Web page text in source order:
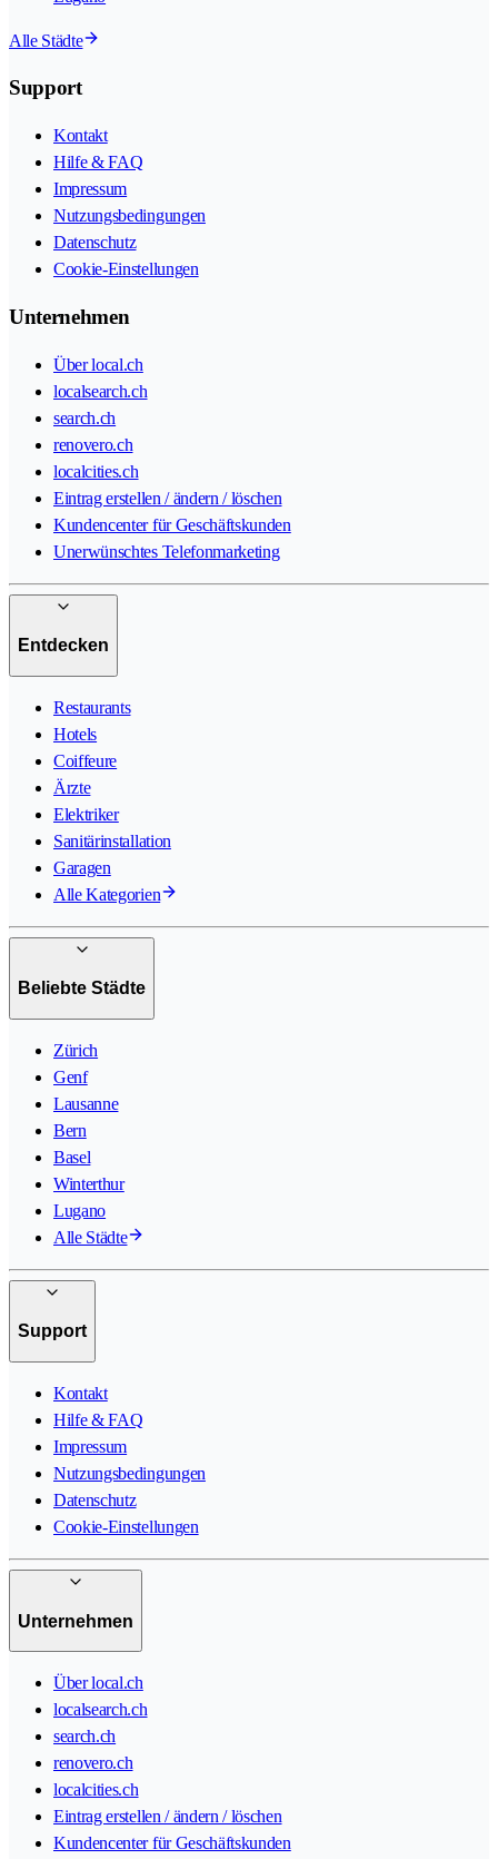
Alle Städte
Support
Kontakt
Hilfe & FAQ
Impressum
Nutzungsbedingungen
Datenschutz
Cookie-Einstellungen
Unternehmen
Über local.ch
localsearch.ch
search.ch
renovero.ch
localcities.ch
Eintrag erstellen / ändern / löschen
Kundencenter für Geschäftskunden
Unerwünschtes Telefonmarketing
Entdecken
Restaurants
Hotels
Coiffeure
Ärzte
Elektriker
Sanitärinstallation
Garagen
Alle Kategorien
Beliebte Städte
Zürich
Genf
Lausanne
Bern
Basel
Winterthur
Lugano
Alle Städte
Support
Kontakt
Hilfe & FAQ
Impressum
Nutzungsbedingungen
Datenschutz
Cookie-Einstellungen
Unternehmen
Über local.ch
localsearch.ch
search.ch
renovero.ch
localcities.ch
Eintrag erstellen / ändern / löschen
Kundencenter für Geschäftskunden